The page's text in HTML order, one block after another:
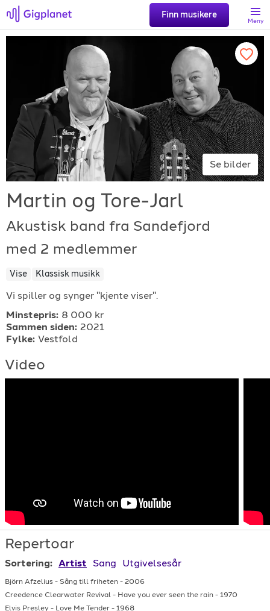
Finn musikere
Meny
Favoritter
Logg inn
Registrer artist
Gigplanet
For musiker
E-POST
support@gigplanet.no
Se bilder
Martin og Tore-Jarl
Akustisk band fra Sandefjord
med 2 medlemmer
Vise Klassisk musikk
Vi spiller og synger "kjente viser".
Minstepris: 8 000 kr
Sammen siden: 2021
Fylke: Vestfold
Video
Repertoar
Sortering: Artist Sang Utgivelsesår
Björn Afzelius - Sång till friheten - 2006
Creedence Clearwater Revival - Have you ever seen the rain - 1970
Elvis Presley - Love Me Tender - 1968